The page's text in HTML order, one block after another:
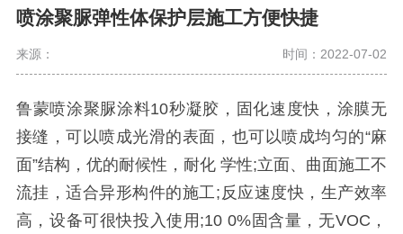
喷涂聚脲弹性体保护层施工方便快捷
来源： 时间：2022-07-02
鲁蒙喷涂聚脲涂料10秒凝胶，固化速度快，涂膜无
接缝，可以喷成光滑的表面，也可以喷成均匀的“麻
面”结构，优的耐候性，耐化 学性;立面、曲面施工不
流挂，适合异形构件的施工;反应速度快，生产效率
高，设备可很快投入使用;10 0%固含量，无VOC，